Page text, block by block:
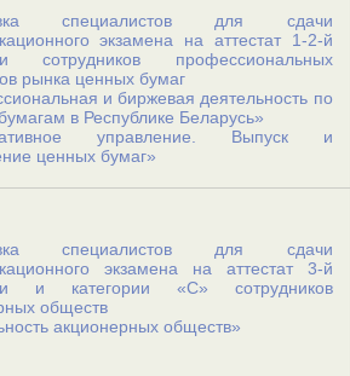
специалистов для сдачи
экзамена на аттестат 1-2-й
сотрудников профессиональных
рынка ценных бумаг
и биржевая деятельность по
в Республике Беларусь»
управление. Выпуск и
ценных бумаг»
специалистов для сдачи
экзамена на аттестат 3-й
и категории «С» сотрудников
обществ
акционерных обществ»